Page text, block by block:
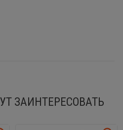
ЗАИНТЕРЕСОВАТЬ